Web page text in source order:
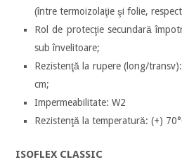
(între termoizolaţie şi folie,
Rol de protecţie secundară
sub învelitoare;
Rezistenţă la rupere (long/
cm;
Impermeabilitate: W2
Rezistenţă la temperatură: (+)
ISOFLEX CLASSIC